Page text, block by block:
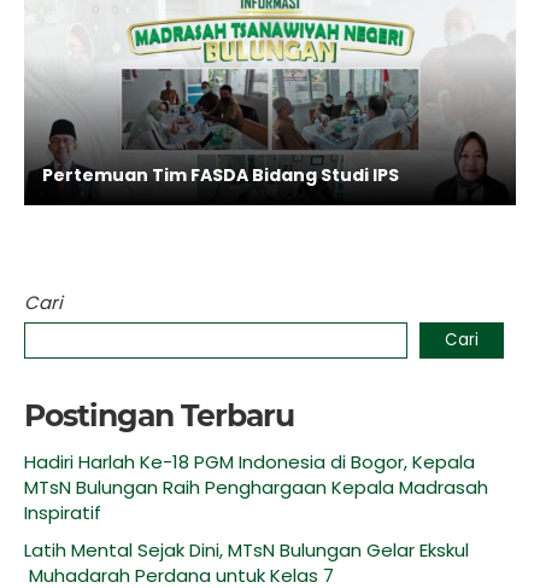
Pertemuan Tim FASDA Bidang Studi IPS
Cari
Cari
Postingan Terbaru
Hadiri Harlah Ke-18 PGM Indonesia di Bogor, Kepala
MTsN Bulungan Raih Penghargaan Kepala Madrasah
Inspiratif
Latih Mental Sejak Dini, MTsN Bulungan Gelar Ekskul
Muhadarah Perdana untuk Kelas 7